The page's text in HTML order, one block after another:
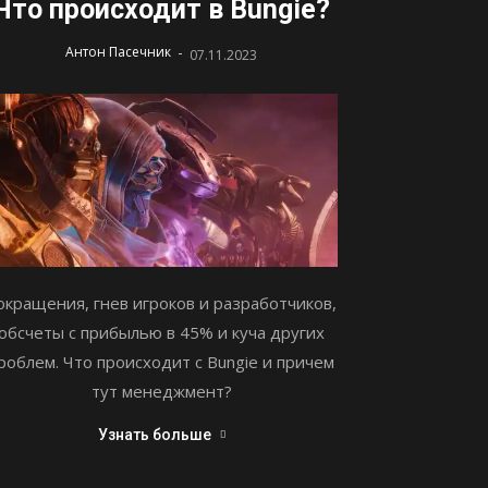
происходит в Bungie?
Антон Пасечник - 07.11.2023
гнев игроков и разработчиков,
с прибылью в 45% и куча других
Что происходит с Bungie и причем
тут менеджмент?
Узнать больше